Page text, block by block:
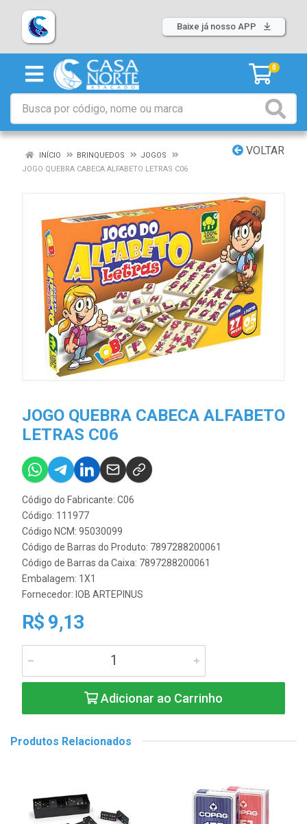
Baixe já nosso APP
0
VOLTAR
INÍCIO BRINQUEDOS
JOGOS
JOGO QUEBRA CABECA ALFABETO LETRAS C06
JOGO QUEBRA CABECA ALFABETO
LETRAS C06
Código do Fabricante: C06
Código: 111977
Código NCM: 95030099
Código de Barras do Produto: 7897288200061
Código de Barras da Caixa: 7897288200061
Embalagem: 1X1
Fornecedor: IOB ARTEPINUS
R$ 9,13
Adicionar ao Carrinho
Produtos Relacionados